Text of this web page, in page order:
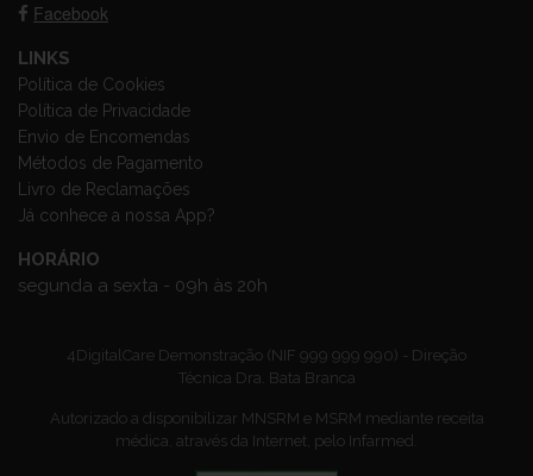
Facebook
LINKS
Política de Cookies
Política de Privacidade
Envio de Encomendas
Métodos de Pagamento
Livro de Reclamações
Já conhece a nossa App?
HORÁRIO
segunda a sexta - 09h às 20h
4DigitalCare Demonstração (NIF 999 999 990) - Direção
Técnica Dra. Bata Branca
Autorizado a disponibilizar MNSRM e MSRM mediante receita
médica, através da Internet, pelo Infarmed.